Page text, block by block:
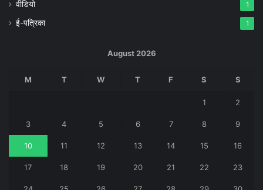
वीडियो 1
ई-पत्रिका 1
August 2026
M T W T F S S
1 2
3 4 5 6 7 8 9
10 11 12 13 14 15 16
17 18 19 20 21 22 23